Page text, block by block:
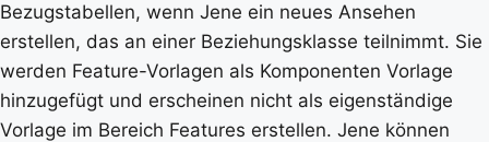
Bezugstabellen, wenn Jene ein neues Ansehen
erstellen, das an einer Beziehungsklasse teilnimmt. Sie
werden Feature-Vorlagen als Komponenten Vorlage
hinzugefügt und erscheinen nicht als eigenständige
Vorlage im Bereich Features erstellen. Jene können